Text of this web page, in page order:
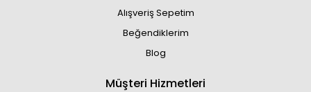
Alışveriş Sepetim
Beğendiklerim
Blog
Müşteri Hizmetleri